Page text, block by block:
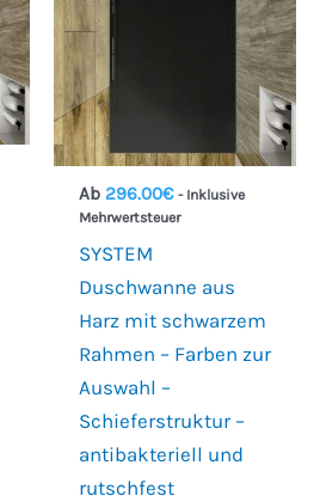
Ab 296.00€ - Inklusive
Mehrwertsteuer
SYSTEM
Duschwanne aus
Harz mit schwarzem
Rahmen – Farben zur
Auswahl –
Schieferstruktur –
antibakteriell und
rutschfest